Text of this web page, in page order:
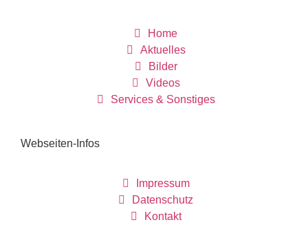
Home
Aktuelles
Bilder
Videos
Services & Sonstiges
Webseiten-Infos
Impressum
Datenschutz
Kontakt